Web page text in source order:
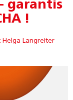
- garantis
!
Helga Langreiter